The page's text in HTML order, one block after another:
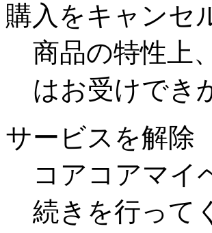
購入をキャンセ
商品の特性上
はお受けでき
サービスを解除
コアコアマイ
続きを行って